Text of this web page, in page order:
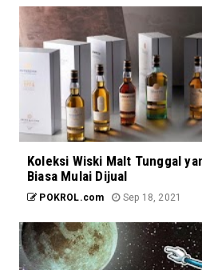
Koleksi Wiski Malt Tunggal
Biasa Mulai Dijual
POKROL.com Sep 18, 2021